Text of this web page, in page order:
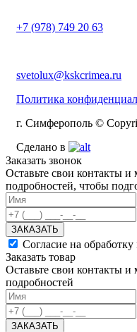
+7 (978) 749 20 63
svetolux@kskcrimea.ru
Политика
г. Симферополь ©
Сделано в
Заказать звонок
Оставьте свои контакты
подробностей, чтобы
ЗАКАЗАТЬ
Согласие на
Заказать товар
Оставьте свои контакты
подробностей
ЗАКАЗАТЬ